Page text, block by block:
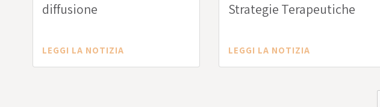
diffusione
LEGGI LA NOTIZIA
Strategie Terapeutiche
Associazione Italiana
Contro l'Epilessia
LEGGI LA NOTIZIA